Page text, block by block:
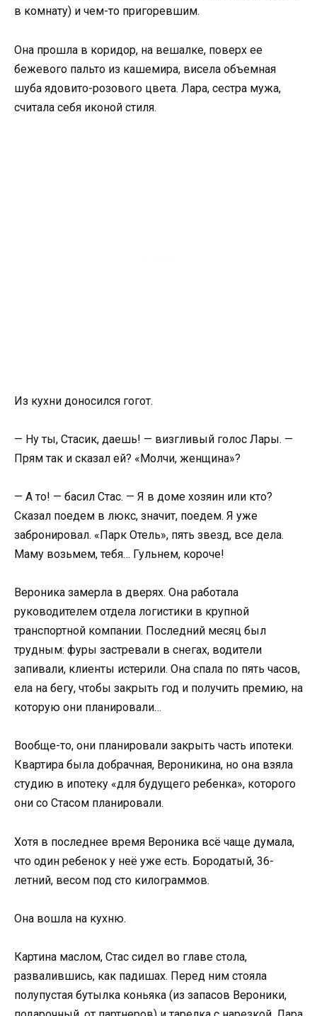
в комнату) и чем-то пригоревшим.
Она прошла в коридор, на вешалке, поверх ее
бежевого пальто из кашемира, висела объемная
шуба ядовито-розового цвета. Лара, сестра мужа,
считала себя иконой стиля.
Из кухни доносился гогот.
— Ну ты, Стасик, даешь! — визгливый голос Лары. —
Прям так и сказал ей? «Молчи, женщина»?
— А то! — басил Стас. — Я в доме хозяин или кто?
Сказал поедем в люкс, значит, поедем. Я уже
забронировал. «Парк Отель», пять звезд, все дела.
Маму возьмем, тебя… Гульнем, короче!
Вероника замерла в дверях. Она работала
руководителем отдела логистики в крупной
транспортной компании. Последний месяц был
трудным: фуры застревали в снегах, водители
запивали, клиенты истерили. Она спала по пять часов,
ела на бегу, чтобы закрыть год и получить премию, на
которую они планировали…
Вообще-то, они планировали закрыть часть ипотеки.
Квартира была добрачная, Вероникина, но она взяла
студию в ипотеку «для будущего ребенка», которого
они со Стасом планировали.
Хотя в последнее время Вероника всё чаще думала,
что один ребенок у неё уже есть. Бородатый, 36-
летний, весом под сто килограммов.
Она вошла на кухню.
Картина маслом, Стас сидел во главе стола,
развалившись, как падишах. Перед ним стояла
полупустая бутылка коньяка (из запасов Вероники,